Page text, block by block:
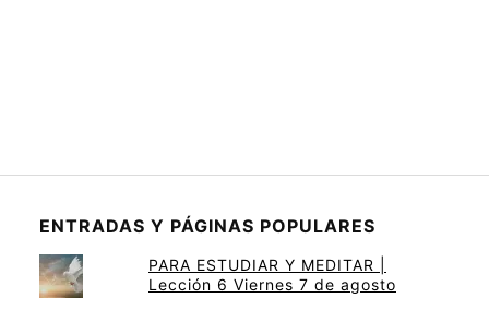
ENTRADAS Y PÁGINAS POPULARES
PARA ESTUDIAR Y MEDITAR |
Lección 6 Viernes 7 de agosto